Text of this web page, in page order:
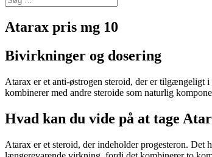
Atarax pris mg 10
Bivirkninger og dosering
Atarax er et anti-østrogen steroid, der er tilgængeligt
kombinerer med andre steroide som naturlig
Hvad kan du vide på at tage
Atarax er et steroid, der indeholder progesteron.